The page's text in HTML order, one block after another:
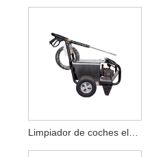
Limpiador de coches eléctrico de alta presión para el hogar